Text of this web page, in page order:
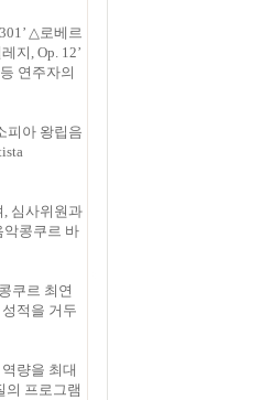
△로베르
지, Op. 12’
연주자의
피아 왕립음
, 심사위원과
악콩쿠르 바
쿠르 최연
적을 거두
량을 최대
의 프로그램